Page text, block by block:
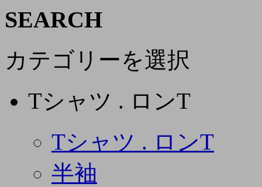
SEARCH
カテゴリーを選択
Tシャツ . ロンT
Tシャツ . ロンT
半袖